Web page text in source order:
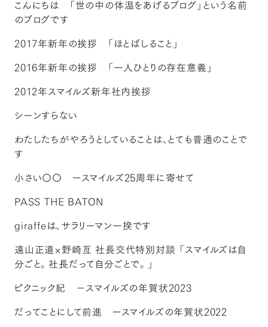
こんにちは 「世の中の体温をあげるブログ」という名前
のブログです
2017年新年の挨拶 「ほとばしること」
2016年新年の挨拶 「一人ひとりの存在意義」
2012年スマイルズ新年社内挨拶
シーンすらない
わたしたちがやろうとしていることは、とても普通のことで
す
小さい〇〇 ースマイルズ25周年に寄せて
PASS THE BATON
giraffeは、サラリーマン一揆です
遠山正道×野崎亙 社長交代特別対談 「スマイルズは自
分ごと。社長だって自分ごとで。」
ピクニック紀 －スマイルズの年賀状2023
だってことにして前進 ースマイルズの年賀状2022